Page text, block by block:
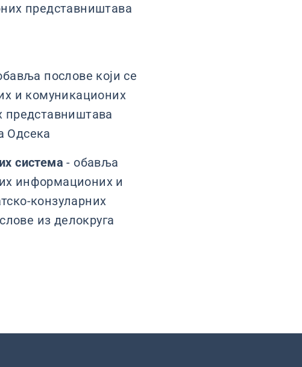
представништава
послове који се
и комуникационих
представништава
Одсека
система - обавља
информационих и
конзуларних
из делокруга